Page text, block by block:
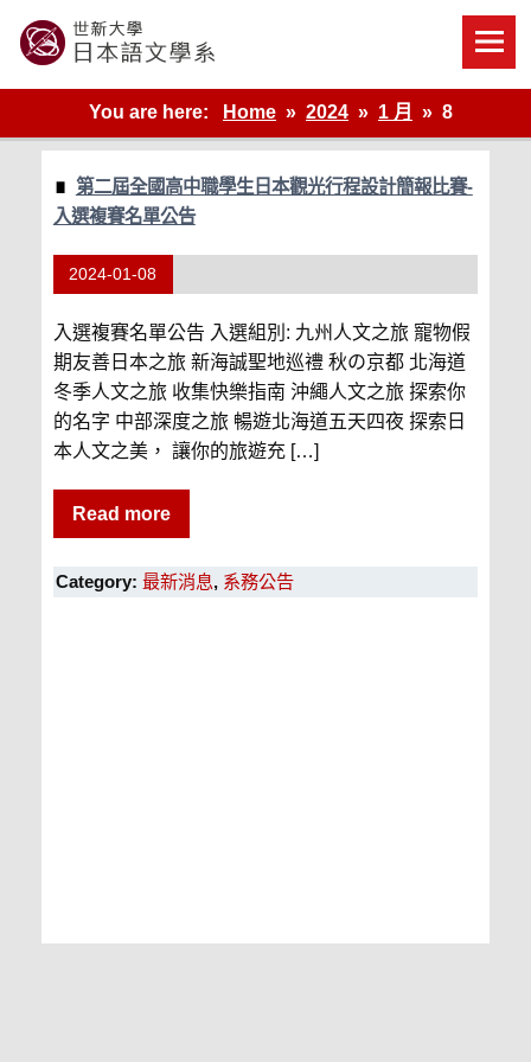
content
世新大學教學單位的網站
You are here:
Home 2024 1 月 8
第二屆全國高中職學生日本觀光行程設計簡報比賽-
入選複賽名單公告
2024-01-08
入選複賽名單公告 入選組別: 九州人文之旅 寵物假
期友善日本之旅 新海誠聖地巡禮 秋の京都 北海道
冬季人文之旅 收集快樂指南 沖繩人文之旅 探索你
的名字 中部深度之旅 暢遊北海道五天四夜 探索日
本人文之美， 讓你的旅遊充 […]
Read more
Category: 最新消息, 系務公告